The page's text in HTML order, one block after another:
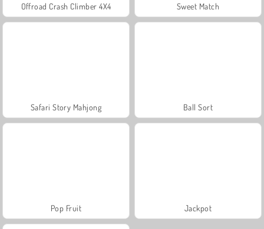
Offroad Crash Climber 4X4 Sweet Match
Safari Story Mahjong Ball Sort
Pop Fruit Jackpot